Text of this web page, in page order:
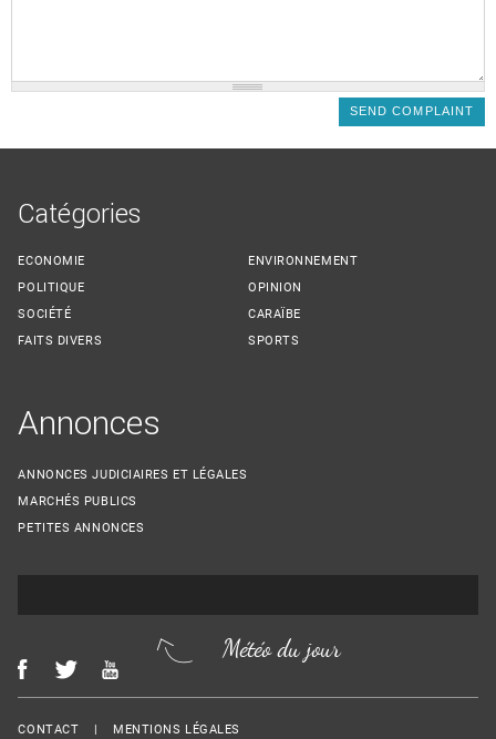
Catégories
ECONOMIE
POLITIQUE
SOCIÉTÉ
FAITS DIVERS
ENVIRONNEMENT
OPINION
CARAÏBE
SPORTS
Annonces
ANNONCES JUDICIAIRES ET LÉGALES
MARCHÉS PUBLICS
PETITES ANNONCES
Météo du jour
Menu Footer
CONTACT MENTIONS LÉGALES